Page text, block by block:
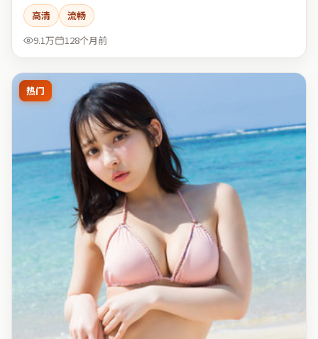
高清
流畅
9.1万
128个月前
热门